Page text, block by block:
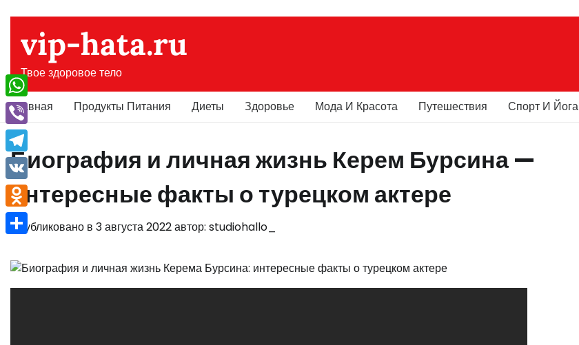
содержимому
vip-hata.ru
Твое здоровое тело
Главная Продукты Питания Диеты Здоровье Мода И Красота Путешествия Спорт И Йога
Биография и личная жизнь Керем Бурсина —
интересные факты о турецком актере
Опубликовано в 3 августа 2022автор: studiohallo_
WhatsApp
Viber
Telegram
VK
Odnoklassniki